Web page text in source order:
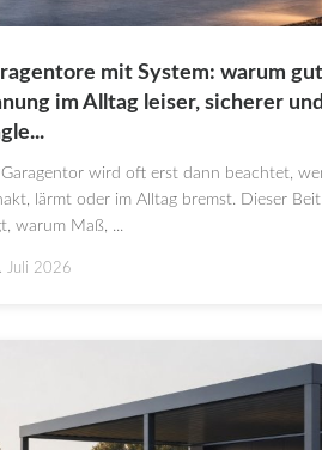
mit System: warum
im Alltag leiser, sicherer und
Garagentor wird oft erst dann beachtet,
lärmt oder im Alltag bremst. Dieser
warum Maß, ...
Juli 2026